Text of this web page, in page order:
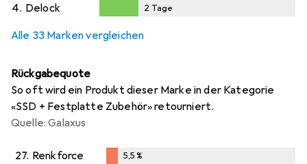
4. Delock 2 Tage
Alle 33 Marken vergleichen
Rückgabequote
So oft wird ein Produkt dieser Marke in der Kategorie
«SSD + Festplatte Zubehör» retourniert.
Quelle: Galaxus
27. Renkforce 5,5%